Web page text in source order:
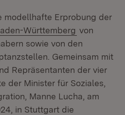
modellhafte Erprobung der
Württemberg (Öffnet in
von
sowie von den
Gemeinsam mit
Repräsentanten der vier
der Minister für Soziales,
Manne Lucha, am
in Stuttgart die